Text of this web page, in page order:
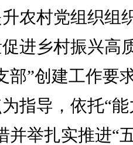
农村党组织组
进乡村振兴高
部”创建工作要
指导，依托“
并举扎实推进“